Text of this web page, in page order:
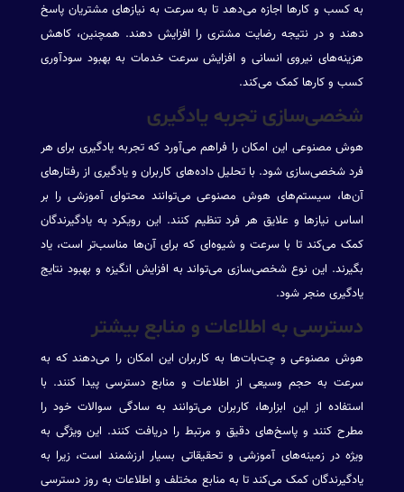
به کسب و کارها اجازه می‌دهد تا به سرعت به نیازهای مشتریان پاسخ
دهند و در نتیجه رضایت مشتری را افزایش دهند. همچنین، کاهش
هزینه‌های نیروی انسانی و افزایش سرعت خدمات به بهبود سودآوری
کسب و کارها کمک می‌کند.
شخصی‌سازی تجربه یادگیری
هوش مصنوعی این امکان را فراهم می‌آورد که تجربه یادگیری برای هر
فرد شخصی‌سازی شود. با تحلیل داده‌های کاربران و یادگیری از رفتارهای
آن‌ها، سیستم‌های هوش مصنوعی می‌توانند محتوای آموزشی را بر
اساس نیازها و علایق هر فرد تنظیم کنند. این رویکرد به یادگیرندگان
کمک می‌کند تا با سرعت و شیوه‌ای که برای آن‌ها مناسب‌تر است، یاد
بگیرند. این نوع شخصی‌سازی می‌تواند به افزایش انگیزه و بهبود نتایج
یادگیری منجر شود.
دسترسی به اطلاعات و منابع بیشتر
هوش مصنوعی و چت‌بات‌ها به کاربران این امکان را می‌دهند که به
سرعت به حجم وسیعی از اطلاعات و منابع دسترسی پیدا کنند. با
استفاده از این ابزارها، کاربران می‌توانند به سادگی سوالات خود را
مطرح کنند و پاسخ‌های دقیق و مرتبط را دریافت کنند. این ویژگی به
ویژه در زمینه‌های آموزشی و تحقیقاتی بسیار ارزشمند است، زیرا به
یادگیرندگان کمک می‌کند تا به منابع مختلف و اطلاعات به روز دسترسی